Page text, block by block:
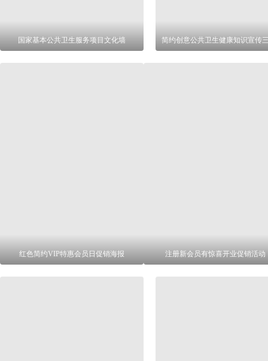
国家基本公共卫生服务项目文化墙
红色简约VIP特惠会员日促销海报 注册新会员有惊喜开业促销活动